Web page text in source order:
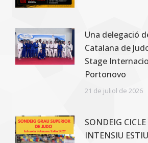
Una delegació
Catalana de
Stage
Portonovo
21 de juliol de 2026
SONDEIG
INTENSIU